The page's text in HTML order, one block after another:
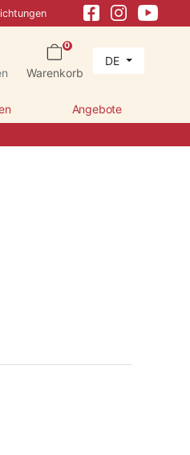
0
Warenkorb
DE
Angebote